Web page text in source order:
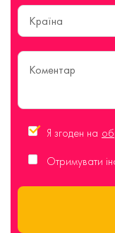
Країна
Я згоден на
Отримувати